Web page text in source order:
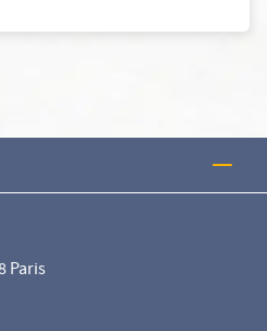
Paris